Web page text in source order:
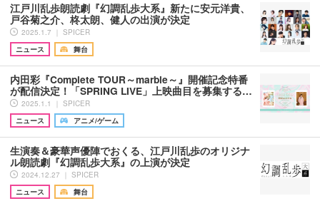
江戸川乱歩朗読劇『幻調乱歩大系』新たに安元洋貴、
戸谷菊之介、柊太朗、健人の出演が決定
2025.1.7 ｜ SPICER
ニュース
舞台
内田彩『Complete TOUR～marble～』開催記念特番
が配信決定！「SPRING LIVE」上映曲目を募集する…
2025.1.1 ｜ SPICER
ニュース
アニメ/ゲーム
生演奏＆豪華声優陣でおくる、江戸川乱歩のオリジナ
ル朗読劇『幻調乱歩大系』の上演が決定
2024.12.27 ｜ SPICER
ニュース
舞台